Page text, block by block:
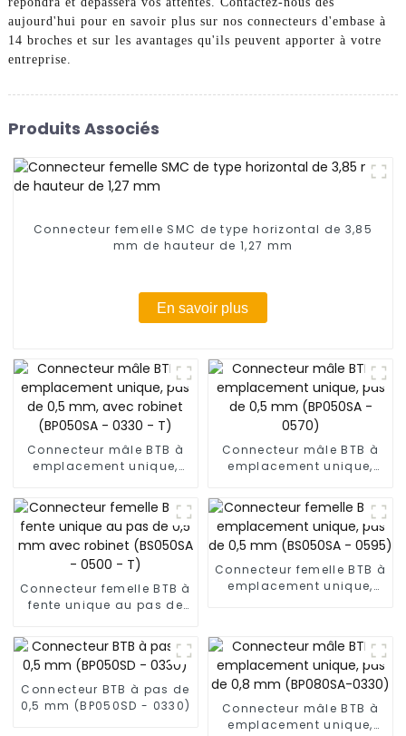
aujourd'hui pour en savoir plus sur nos connecteurs d'embase à
14 broches et sur les avantages qu'ils peuvent apporter à votre
entreprise.
Produits Associés
Connecteur femelle SMC de type horizontal de 3,85
mm de hauteur de 1,27 mm
En savoir plus
Connecteur mâle BTB à
emplacement unique,
robinet (BP050SA - 0330
- T)
Connecteur mâle BTB à
emplacement unique,
- 0570)
Connecteur femelle BTB à
fente unique au pas de
(BS050SA - 0500 - T)
Connecteur femelle BTB à
emplacement unique,
Connecteur BTB à pas de
0,5 mm (BP050SD - 0330)
Connecteur mâle BTB à
emplacement unique,